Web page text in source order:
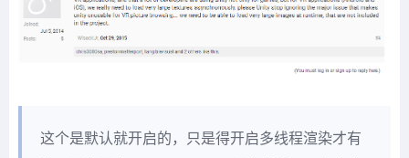
这个是默认就开启的，只是得开启多线程渲染才有